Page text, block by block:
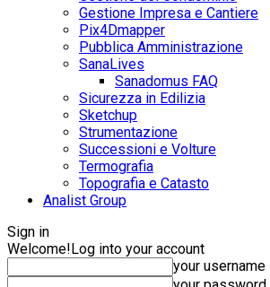
Gestione Impresa e Cantiere
Pix4Dmapper
Pubblica Amministrazione
SanaLives
Sanadomus FAQ
Sicurezza in Edilizia
Sketchup
Strumentazione
Successioni e Volture
Termografia
Topografia e Catasto
Analist Group
Sign in
Welcome!Log into your account
your username